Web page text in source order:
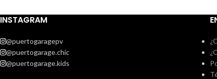
INSTAGRAM
@puertogaragepv
@puertogarage.chic
@puertogarage.kids